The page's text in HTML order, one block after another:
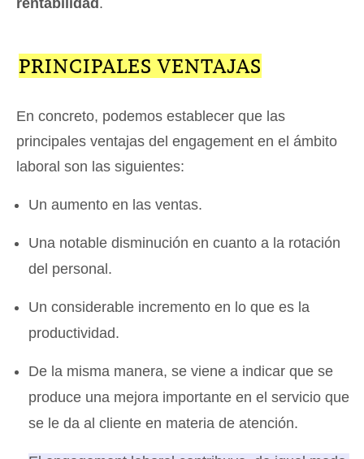
PRINCIPALES VENTAJAS
En concreto, podemos establecer que las
principales ventajas del engagement en el ámbito
laboral son las siguientes:
Un aumento en las ventas.
Una notable disminución en cuanto a la rotación
del personal.
Un considerable incremento en lo que es la
productividad.
De la misma manera, se viene a indicar que se
produce una mejora importante en el servicio que
se le da al cliente en materia de atención.